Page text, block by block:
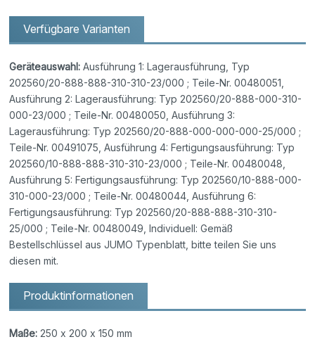
Verfügbare Varianten
Geräteauswahl: Ausführung 1: Lagerausführung, Typ
202560/20-888-888-310-310-23/000 ; Teile-Nr. 00480051,
Ausführung 2: Lagerausführung: Typ 202560/20-888-000-310-
000-23/000 ; Teile-Nr. 00480050, Ausführung 3:
Lagerausführung: Typ 202560/20-888-000-000-000-25/000 ;
Teile-Nr. 00491075, Ausführung 4: Fertigungsausführung: Typ
202560/10-888-888-310-310-23/000 ; Teile-Nr. 00480048,
Ausführung 5: Fertigungsausführung: Typ 202560/10-888-000-
310-000-23/000 ; Teile-Nr. 00480044, Ausführung 6:
Fertigungsausführung: Typ 202560/20-888-888-310-310-
25/000 ; Teile-Nr. 00480049, Individuell: Gemäß
Bestellschlüssel aus JUMO Typenblatt, bitte teilen Sie uns
diesen mit.
Produktinformationen
Maße: 250 x 200 x 150 mm